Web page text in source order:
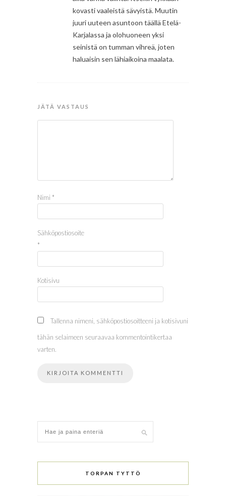
kovasti vaaleistä sävyistä. Muutin
juuri uuteen asuntoon täällä Etelä-
Karjalassa ja olohuoneen yksi
seinistä on tumman vihreä, joten
haluaisin sen lähiaikoina maalata.
JÄTÄ VASTAUS
Nimi *
Sähköpostiosoite
*
Kotisivu
Tallenna nimeni, sähköpostiosoitteeni ja kotisivuni
tähän selaimeen seuraavaa kommentointikertaa
varten.
TORPAN TYTTÖ